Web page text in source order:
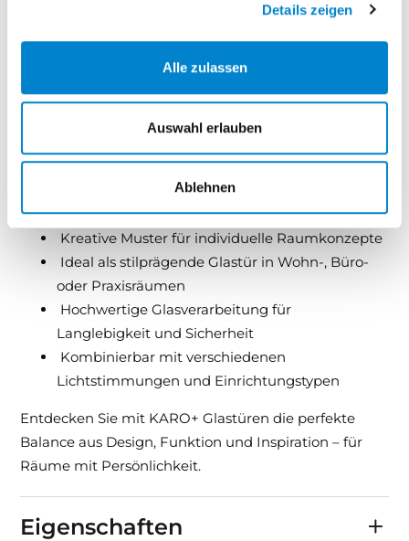
Details zeigen
Alle zulassen
Auswahl erlauben
Ablehnen
optische Raffinesse, sondern auch durch ihre
Vielseitigkeit. Ob als Blickfang im Eingangsbereich,
stilvolle Verbindungstür oder als gestalterisches
Highlight im Wohn- oder Arbeitsbereich – KARO+
Ihre Vorteile mit KARO+:
Modernes Design mit geometrischen
Elementen
Kreative Muster für individuelle Raumkonzepte
Ideal als stilprägende Glastür in Wohn-, Büro-
oder Praxisräumen
Hochwertige Glasverarbeitung für
Langlebigkeit und Sicherheit
Kombinierbar mit verschiedenen
Lichtstimmungen und Einrichtungstypen
Entdecken Sie mit KARO+ Glastüren die perfekte
Balance aus Design, Funktion und Inspiration – für
Räume mit Persönlichkeit.
Eigenschaften